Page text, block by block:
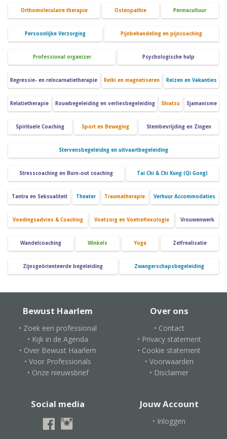
Orthomoleculaire therapie Osteopathie Permacultuur
Persoonlijke Verzorging Pijnbehandeling en pijncoaching
Professional organizer Psychologische hulp
Regressie- en reïncarnatietherapie Reiki en magnetiseren Reizen en Vakanties
Relatietherapie Rouwbegeleiding en verliesbegeleiding Shiatsu Sjamanisme
Spirituele Coaching Sport en Beweging Stembevrijding en Zingen
Stervensbegeleidng en uitvaartbegeleiding
Stresscoaching en Burn-out coaching Tai Chi & Chi Kung (Qi Gong)
Tantra en Seksualiteit Theater Traumatherapie Verhuur Accommodaties
Voedingsadvies & Coaching Voetzorg en Voetreflexologie Vrouwenwerk
Wandelcoaching Winkels Yoga Zelfrealisatie
Zijnsgeörienteerde begeleiding Zwangerschapsbegeleiding
Bewust Haarlem
• Zoek een professional
• Kijk in de Agenda
• Over Bewust Haarlem
• Voor Professionals
• Onze nieuwsbrief
Over ons
• Contact
• Privacy statement
• Cookie statement
• Voorwaarden
• Disclaimer
Social media Jouw Account
• Inloggen